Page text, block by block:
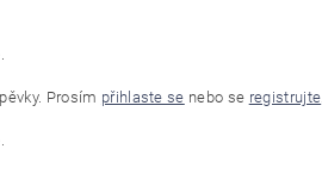
Prosím přihlaste se nebo se registrujte